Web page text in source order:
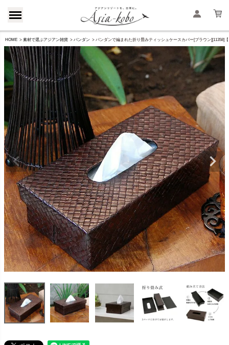
HOME 素材で選ぶアジアン雑貨 パンダン パンダンで編まれた折り畳みティッシュケースカバー[ブラウン][11358]